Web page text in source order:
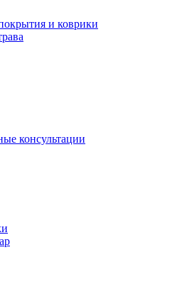
и коврики
консультации